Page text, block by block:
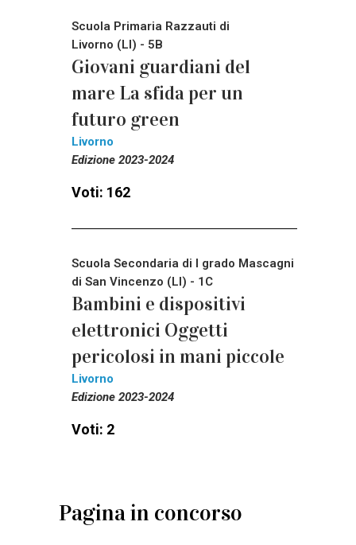
Scuola Primaria Razzauti di
Livorno (LI) - 5B
Giovani guardiani del
mare La sfida per un
futuro green
Livorno
Edizione 2023-2024
Voti: 162
Scuola Secondaria di I grado Mascagni
di San Vincenzo (LI) - 1C
Bambini e dispositivi
elettronici Oggetti
pericolosi in mani piccole
Livorno
Edizione 2023-2024
Voti: 2
Pagina in concorso